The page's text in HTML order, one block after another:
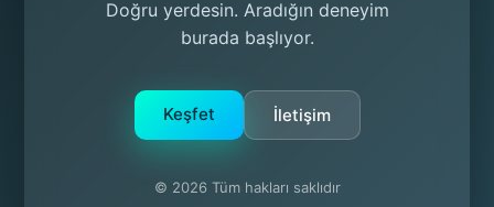
Doğru yerdesin. Aradığın deneyim
burada başlıyor.
Keşfet İletişim
© 2026 Tüm hakları saklıdır